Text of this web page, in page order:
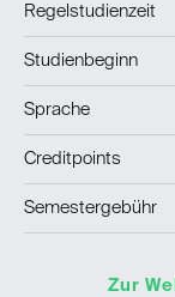
Regelstudienzeit
Studienbeginn
Sprache
Creditpoints
Semestergebühr
Zur